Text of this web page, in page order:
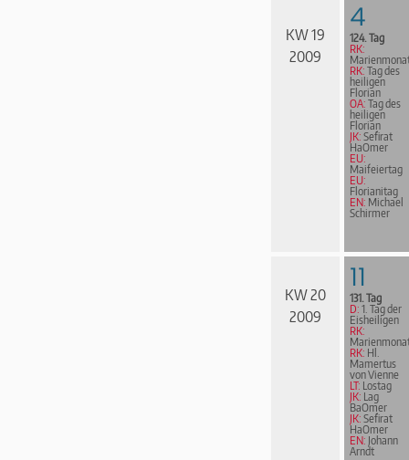
KW 19
2009
4
124. Tag
RK:
RK: Tag des
heiligen
Florian
OA: Tag des
heiligen
Florian
JK: Sefirat
HaOmer
EU:
Maifeiertag
EU:
Florianitag
EN: Michael
Schirmer
KW 20
2009
11
131. Tag
D: 1. Tag der
Eisheiligen
RK:
RK: Hl.
Mamertus
von Vienne
LT: Lostag
JK: Lag
BaOmer
JK: Sefirat
HaOmer
EN: Johann
Arndt